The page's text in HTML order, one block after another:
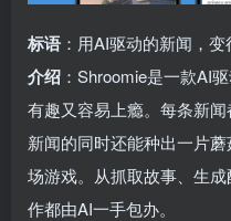
标语 ：用AI驱动的新闻，变
介绍 ：Shroomie是一款AI
有趣又容易上瘾。每条新
新闻的同时还能种出一片
场游戏。从抓取故事、生
作都由AI一手包办。